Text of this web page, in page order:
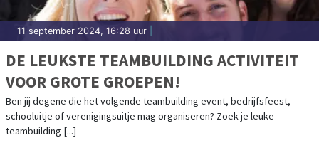
11 september 2024, 16:28 uur
DE LEUKSTE TEAMBUILDING ACTIVITEIT
VOOR GROTE GROEPEN!
Ben jij degene die het volgende teambuilding event, bedrijfsfeest,
schooluitje of verenigingsuitje mag organiseren? Zoek je leuke
teambuilding [...]